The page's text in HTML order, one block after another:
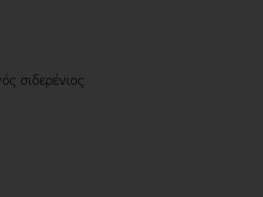
σιδερένιος